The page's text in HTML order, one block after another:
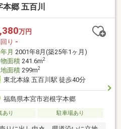
郷 五百川
万円
り -
月 2001年8月(築25年1ヶ月)
面積241.6m2
面積299m2
東北本線 五百川駅 徒歩40分
福島県本宮市岩根字本郷
あり 駐車場あり